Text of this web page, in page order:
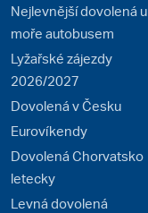
Nejlevnější dovolená u
moře autobusem
Lyžařské zájezdy
2026/2027
Dovolená v Česku
Eurovíkendy
Dovolená Chorvatsko
letecky
Levná dovolená